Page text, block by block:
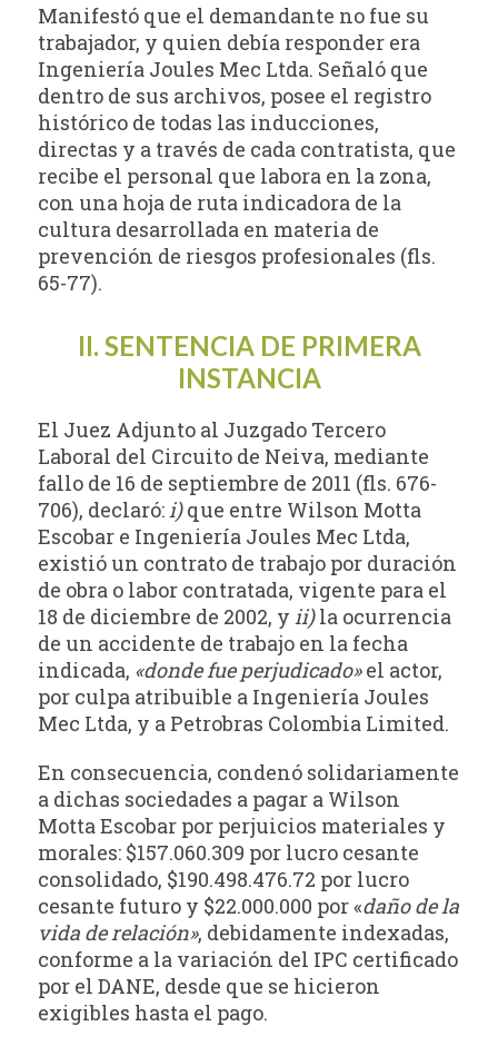
Manifestó que el demandante no fue su
trabajador, y quien debía responder era
Ingeniería Joules Mec Ltda. Señaló que
dentro de sus archivos, posee el registro
histórico de todas las inducciones,
directas y a través de cada contratista, que
recibe el personal que labora en la zona,
con una hoja de ruta indicadora de la
cultura desarrollada en materia de
prevención de riesgos profesionales (fls.
65-77).
II. SENTENCIA DE PRIMERA
INSTANCIA
El Juez Adjunto al Juzgado Tercero
Laboral del Circuito de Neiva, mediante
fallo de 16 de septiembre de 2011 (fls. 676-
706), declaró: i)que entre Wilson Motta
Escobar e Ingeniería Joules Mec Ltda,
existió un contrato de trabajo por duración
de obra o labor contratada, vigente para el
18 de diciembre de 2002, y ii)la ocurrencia
de un accidente de trabajo en la fecha
indicada, «donde fue perjudicado»el actor,
por culpa atribuible a Ingeniería Joules
Mec Ltda, y a Petrobras Colombia Limited.
En consecuencia, condenó solidariamente
a dichas sociedades a pagar a Wilson
Motta Escobar por perjuicios materiales y
morales: $157.060.309 por lucro cesante
consolidado, $190.498.476.72 por lucro
cesante futuro y $22.000.000 por «daño de la
vida de relación», debidamente indexadas,
conforme a la variación del IPC certificado
por el DANE, desde que se hicieron
exigibles hasta el pago.